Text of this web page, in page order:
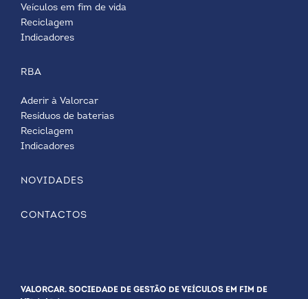
Veículos em fim de vida
Reciclagem
Indicadores
RBA
Aderir à Valorcar
Resíduos de baterias
Reciclagem
Indicadores
NOVIDADES
CONTACTOS
VALORCAR. SOCIEDADE DE GESTÃO DE VEÍCULOS EM FIM DE